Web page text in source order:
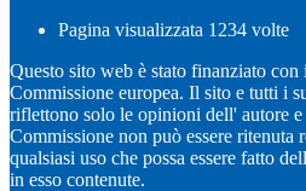
Pagina visualizzata 1234 volte
Questo sito web è stato finanziato con
Commissione europea. Il sito e tutti i
riflettono solo le opinioni dell' autore e
Commissione non può essere ritenuta
qualsiasi uso che possa essere fatto
in esso contenute.